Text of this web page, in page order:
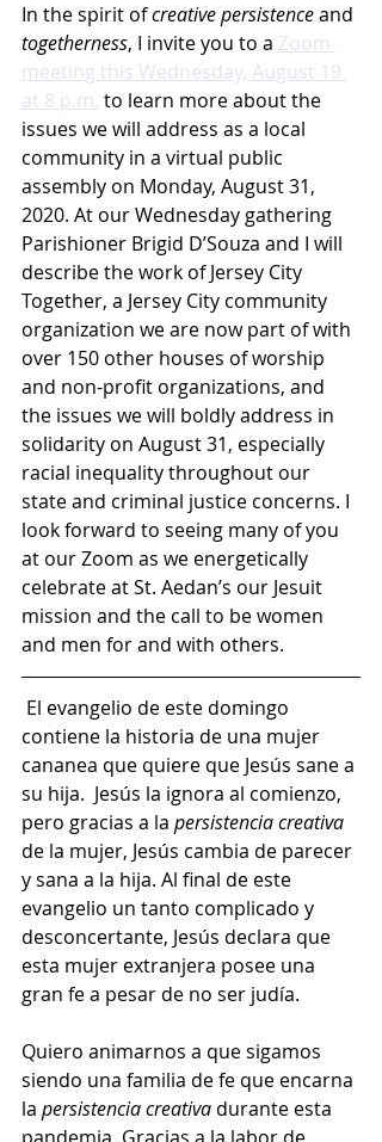
In the spirit of creative persistence and
togetherness, I invite you to a Zoom
meeting this Wednesday, August 19
at 8 p.m. to learn more about the
issues we will address as a local
community in a virtual public
assembly on Monday, August 31,
2020. At our Wednesday gathering
Parishioner Brigid D’Souza and I will
describe the work of Jersey City
Together, a Jersey City community
organization we are now part of with
over 150 other houses of worship
and non-profit organizations, and
the issues we will boldly address in
solidarity on August 31, especially
racial inequality throughout our
state and criminal justice concerns. I
look forward to seeing many of you
at our Zoom as we energetically
celebrate at St. Aedan’s our Jesuit
mission and the call to be women
and men for and with others.
contiene la historia de una mujer
cananea que quiere que Jesús sane a
su hija.  Jesús la ignora al comienzo,
pero gracias a la persistencia creativa
de la mujer, Jesús cambia de parecer
y sana a la hija. Al final de este
evangelio un tanto complicado y
desconcertante, Jesús declara que
esta mujer extranjera posee una
gran fe a pesar de no ser judía.
Quiero animarnos a que sigamos
siendo una familia de fe que encarna
la persistencia creativa durante esta